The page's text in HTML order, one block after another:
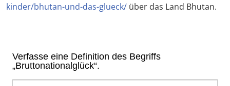
kinder/bhutan-und-das-glueck/ über das Land Bhutan.